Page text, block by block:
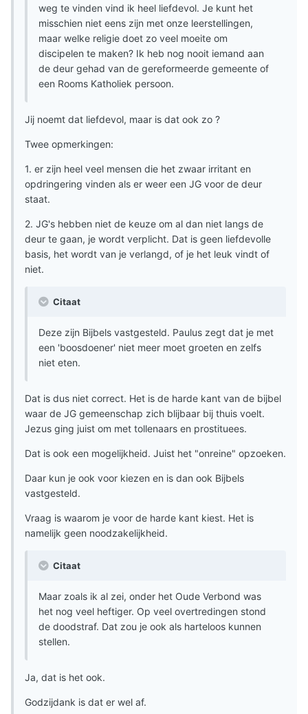
weg te vinden vind ik heel liefdevol. Je kunt het
misschien niet eens zijn met onze leerstellingen,
maar welke religie doet zo veel moeite om
discipelen te maken? Ik heb nog nooit iemand aan
de deur gehad van de gereformeerde gemeente of
een Rooms Katholiek persoon.
Jij noemt dat liefdevol, maar is dat ook zo ?
Twee opmerkingen:
1. er zijn heel veel mensen die het zwaar irritant en
opdringering vinden als er weer een JG voor de deur
staat.
2. JG's hebben niet de keuze om al dan niet langs de
deur te gaan, je wordt verplicht. Dat is geen liefdevolle
basis, het wordt van je verlangd, of je het leuk vindt of
niet.
Citaat
Deze zijn Bijbels vastgesteld. Paulus zegt dat je met
een 'boosdoener' niet meer moet groeten en zelfs
niet eten.
Dat is dus niet correct. Het is de harde kant van de bijbel
waar de JG gemeenschap zich blijbaar bij thuis voelt.
Jezus ging juist om met tollenaars en prostituees.
Dat is ook een mogelijkheid. Juist het "onreine" opzoeken.
Daar kun je ook voor kiezen en is dan ook Bijbels
vastgesteld.
Vraag is waarom je voor de harde kant kiest. Het is
namelijk geen noodzakelijkheid.
Citaat
Maar zoals ik al zei, onder het Oude Verbond was
het nog veel heftiger. Op veel overtredingen stond
de doodstraf. Dat zou je ook als harteloos kunnen
stellen.
Ja, dat is het ook.
Godzijdank is dat er wel af.